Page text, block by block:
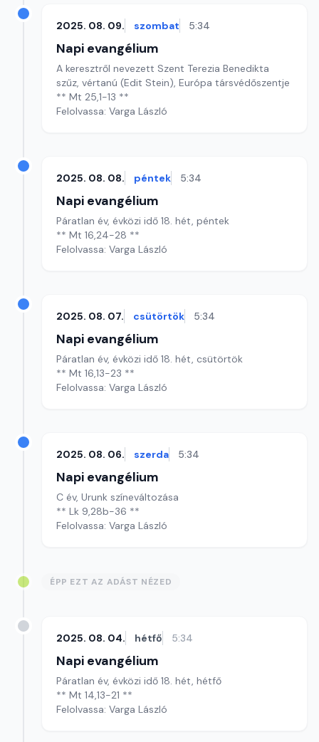
2025. 08. 09. szombat 5:34
Napi evangélium
A keresztről nevezett Szent Terezia Benedikta
szűz, vértanú (Edit Stein), Európa társvédőszentje
** Mt 25,1-13 **
Felolvassa: Varga László
2025. 08. 08. péntek 5:34
Napi evangélium
Páratlan év, évközi idő 18. hét, péntek
** Mt 16,24-28 **
Felolvassa: Varga László
2025. 08. 07. csütörtök 5:34
Napi evangélium
Páratlan év, évközi idő 18. hét, csütörtök
** Mt 16,13-23 **
Felolvassa: Varga László
2025. 08. 06. szerda 5:34
Napi evangélium
C év, Urunk színeváltozása
** Lk 9,28b-36 **
Felolvassa: Varga László
ÉPP EZT AZ ADÁST NÉZED
2025. 08. 04. hétfő 5:34
Napi evangélium
Páratlan év, évközi idő 18. hét, hétfő
** Mt 14,13-21 **
Felolvassa: Varga László